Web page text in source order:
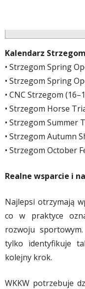
Kalendarz
• Strzegom Spring
• Strzegom Spring
• CNC Strzegom
• Strzegom Horse
• Strzegom Summer
• Strzegom Autumn
• Strzegom October
Realne wsparcie i
Najlepsi otrzymają
co w praktyce
rozwoju
tylko identyfikuje
kolejny krok.
WKKW potrzebuje